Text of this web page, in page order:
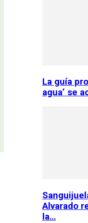
La guía
agua’ se
Alvarado
la…